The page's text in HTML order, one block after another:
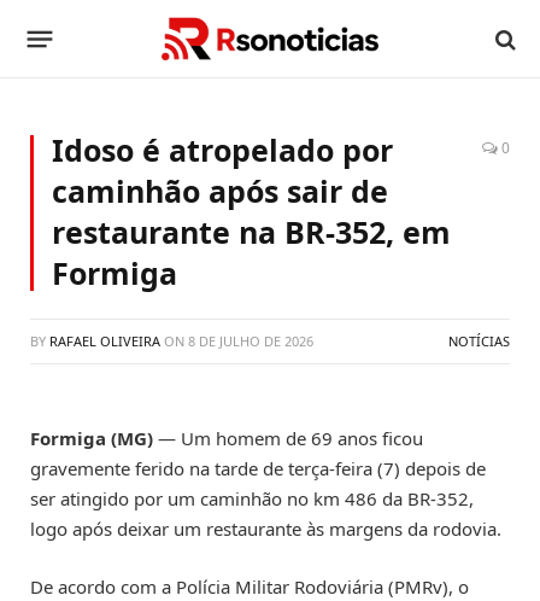
Idoso é atropelado por
caminhão após sair de
restaurante na BR-352, em
Formiga
0
BY RAFAEL OLIVEIRA ON 8 DE JULHO DE 2026 NOTÍCIAS
Formiga (MG) — Um homem de 69 anos ficou
gravemente ferido na tarde de terça-feira (7) depois de
ser atingido por um caminhão no km 486 da BR-352,
logo após deixar um restaurante às margens da rodovia.
De acordo com a Polícia Militar Rodoviária (PMRv), o